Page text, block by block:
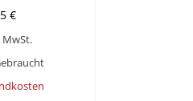
€
MwSt.